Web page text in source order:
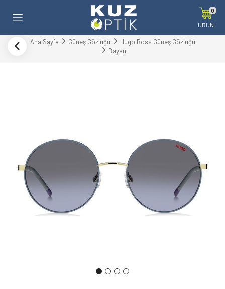
0
ÜRÜN
Ana Sayfa Güneş Gözlüğü
Hugo Boss Güneş Gözlüğü
Bayan